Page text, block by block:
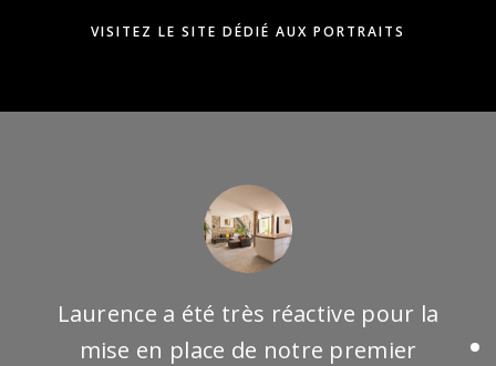
VISITEZ LE SITE DÉDIÉ AUX PORTRAITS
Laurence a été très réactive pour la
mise en place de notre premier